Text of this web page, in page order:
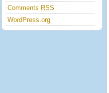
Comments RSS
WordPress.org